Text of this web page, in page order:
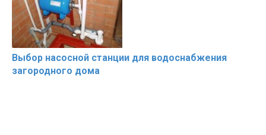
Выбор насосной станции для водоснабжения
загородного дома